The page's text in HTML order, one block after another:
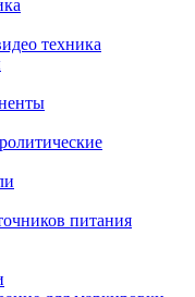
техника
питания